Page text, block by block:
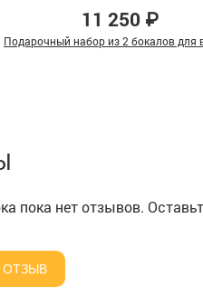
11 250 ₽
Подарочный набор из 2 бокалов для
пока нет отзывов.
ОТЗЫВ